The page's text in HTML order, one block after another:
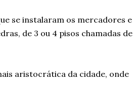
se instalaram os mercadores e
de 3 ou 4 pisos chamadas de
aristocrática da cidade, onde